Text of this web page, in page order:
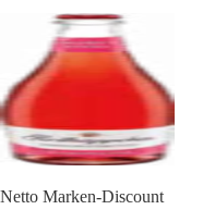
Netto Marken-Discount